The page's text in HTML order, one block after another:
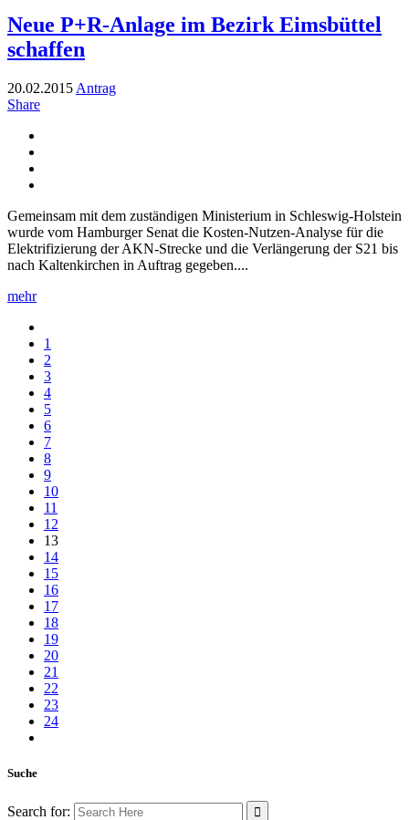
Neue P+R-Anlage im Bezirk Eimsbüttel
schaffen
20.02.2015 Antrag
Share
Gemeinsam mit dem zuständigen Ministerium in Schleswig-Holstein
wurde vom Hamburger Senat die Kosten-Nutzen-Analyse für die
Elektrifizierung der AKN-Strecke und die Verlängerung der S21 bis
nach Kaltenkirchen in Auftrag gegeben....
mehr
1
2
3
4
5
6
7
8
9
10
11
12
13
14
15
16
17
18
19
20
21
22
23
24
Suche
Search for: